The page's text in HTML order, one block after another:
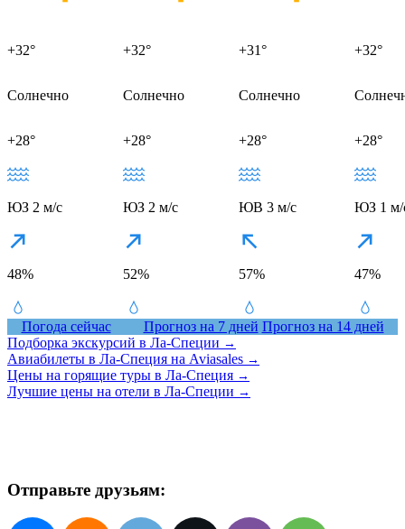
+32° +32° +31° +32°
Солнечно Солнечно Солнечно
+28°
ЮЗ 2 м/с
48%
+28°
ЮЗ 2 м/с
52%
+28°
ЮВ 3 м/с
57%
+28°
ЮЗ 1 м/
47%
Погода сейчас Прогноз на 7 дней Прогноз на 14 дней
Подборка экскурсий в Ла-Специи →
Авиабилеты в Ла-Специя на Aviasales →
Цены на горящие туры в Ла-Специя →
Лучшие цены на отели в Ла-Специи →
Отправьте друзьям: